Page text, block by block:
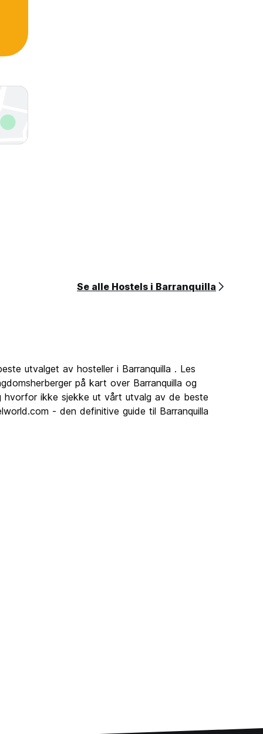
Se alle Hostels i Barranquilla
utvalget av hosteller i Barranquilla . Les
på kart over Barranquilla og
hvorfor ikke sjekke ut vårt utvalg av de beste
- den definitive guide til Barranquilla